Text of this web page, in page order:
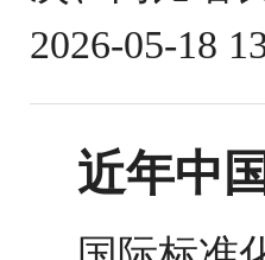
2026-05-18
近年中